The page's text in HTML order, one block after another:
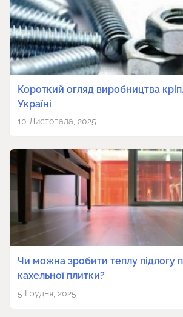
Короткий огляд виробництва
Україні
10 Листопада, 2025
Чи можна зробити теплу підлогу
кахельної плитки?
5 Грудня, 2025